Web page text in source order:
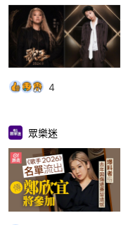
4
眾樂迷